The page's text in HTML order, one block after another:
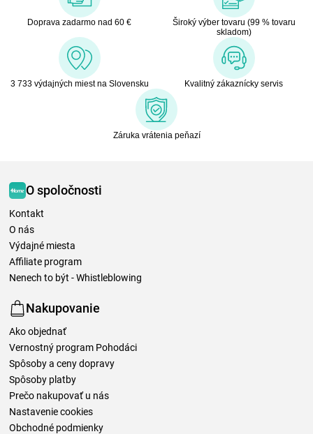
Doprava zadarmo nad 60 €
Široký výber tovaru (99 % tovaru
skladom)
3 733 výdajných miest na Slovensku Kvalitný zákaznícky servis
Záruka vrátenia peňazí
O spoločnosti
Kontakt
O nás
Výdajné miesta
Affiliate program
Nenech to být - Whistleblowing
Nakupovanie
Ako objednať
Vernostný program Pohodáci
Spôsoby a ceny dopravy
Spôsoby platby
Prečo nakupovať u nás
Nastavenie cookies
Obchodné podmienky